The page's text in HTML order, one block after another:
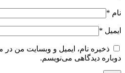
نام *
ایمیل *
ذخیره نام، ایمیل و وبسایت من در
دوباره دیدگاهی می‌نویسم.